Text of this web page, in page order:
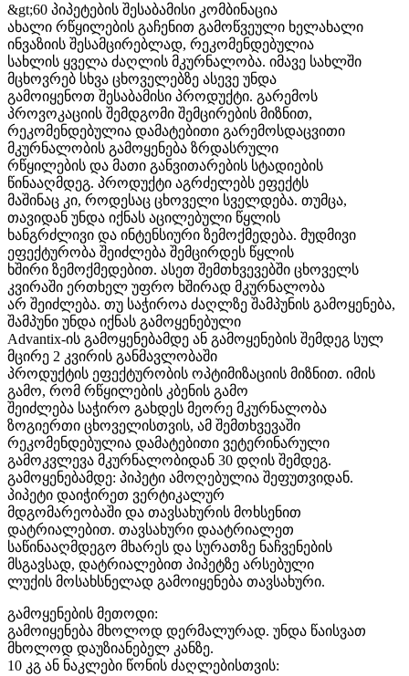
&gt;60 პიპეტების შესაბამისი კომბინაცია
ახალი რწყილების გაჩენით გამოწვეული ხელახალი
ინვაზიის შესამცირებლად, რეკომენდებულია
სახლის ყველა ძაღლის მკურნალობა. იმავე სახლში
მცხოვრებ სხვა ცხოველებზე ასევე უნდა
გამოიყენოთ შესაბამისი პროდუქტი. გარემოს
პროვოკაციის შემდგომი შემცირების მიზნით,
რეკომენდებულია დამატებითი გარემოსდაცვითი
მკურნალობის გამოყენება ზრდასრული
რწყილების და მათი განვითარების სტადიების
წინააღმდეგ. პროდუქტი აგრძელებს ეფექტს
მაშინაც კი, როდესაც ცხოველი სველდება. თუმცა,
თავიდან უნდა იქნას აცილებული წყლის
ხანგრძლივი და ინტენსიური ზემოქმედება. მუდმივი
ეფექტურობა შეიძლება შემცირდეს წყლის
ხშირი ზემოქმედებით. ასეთ შემთხვევებში ცხოველს
კვირაში ერთხელ უფრო ხშირად მკურნალობა
არ შეიძლება. თუ საჭიროა ძაღლზე შამპუნის გამოყენება,
შამპუნი უნდა იქნას გამოყენებული
Advantix-ის გამოყენებამდე ან გამოყენების შემდეგ სულ
მცირე 2 კვირის განმავლობაში
პროდუქტის ეფექტურობის ოპტიმიზაციის მიზნით. იმის
გამო, რომ რწყილების კბენის გამო
შეიძლება საჭირო გახდეს მეორე მკურნალობა
ზოგიერთი ცხოველისთვის, ამ შემთხვევაში
რეკომენდებულია დამატებითი ვეტერინარული
გამოკვლევა მკურნალობიდან 30 დღის შემდეგ.
გამოყენებამდე: პიპეტი ამოღებულია შეფუთვიდან.
პიპეტი დაიჭირეთ ვერტიკალურ
მდგომარეობაში და თავსახურის მოხსენით
დატრიალებით. თავსახური დაატრიალეთ
საწინააღმდეგო მხარეს და სურათზე ნაჩვენების
მსგავსად, დატრიალებით პიპეტზე არსებული
ლუქის მოსახსნელად გამოიყენება თავსახური.
გამოყენების მეთოდი:
გამოიყენება მხოლოდ დერმალურად. უნდა წაისვათ
მხოლოდ დაუზიანებელ კანზე.
10 კგ ან ნაკლები წონის ძაღლებისთვის: